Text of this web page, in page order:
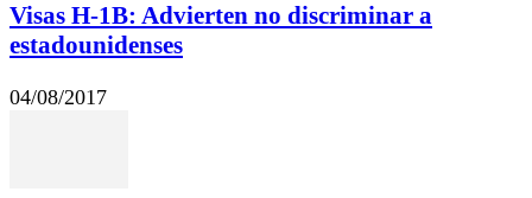
Visas H-1B: Advierten no discriminar a
estadounidenses
04/08/2017